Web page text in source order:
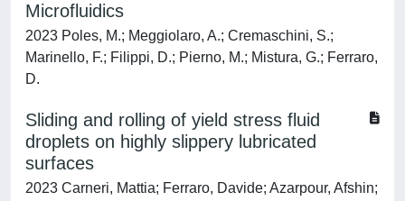
Microfluidics
2023 Poles, M.; Meggiolaro, A.; Cremaschini, S.;
Marinello, F.; Filippi, D.; Pierno, M.; Mistura, G.; Ferraro,
D.
Sliding and rolling of yield stress fluid
droplets on highly slippery lubricated
surfaces
2023 Carneri, Mattia; Ferraro, Davide; Azarpour, Afshin;